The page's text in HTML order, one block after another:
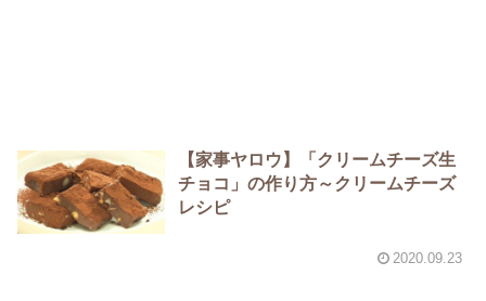
【家事ヤロウ】「クリームチーズ生
チョコ」の作り方～クリームチーズ
レシピ
2020.09.23